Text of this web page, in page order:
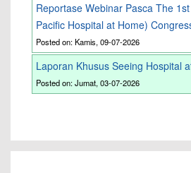
Reportase Webinar Pasca The
Pacific Hospital at Home)
Posted on: Kamis, 09-07-2026
Laporan Khusus Seeing Hospital
Posted on: Jumat, 03-07-2026